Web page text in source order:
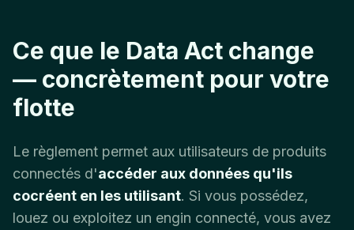
Ce que le Data Act change
— concrètement pour votre
flotte
Le règlement permet aux utilisateurs de produits
connectés d'accéder aux données qu'ils
cocréent en les utilisant. Si vous possédez,
louez ou exploitez un engin connecté, vous avez